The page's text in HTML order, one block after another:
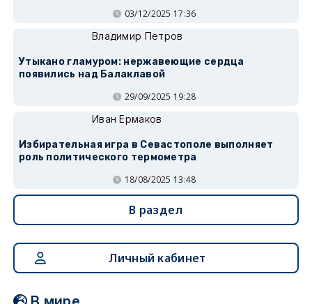
03/12/2025 17:36
Владимир Петров
Утыкано гламуром: нержавеющие сердца
появились над Балаклавой
29/09/2025 19:28
Иван Ермаков
Избирательная игра в Севастополе выполняет
роль политического термометра
18/08/2025 13:48
В раздел
Личный кабинет